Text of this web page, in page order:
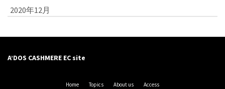
2020年12月
A’DOS CASHMERE EC site
Home Topics About us Access